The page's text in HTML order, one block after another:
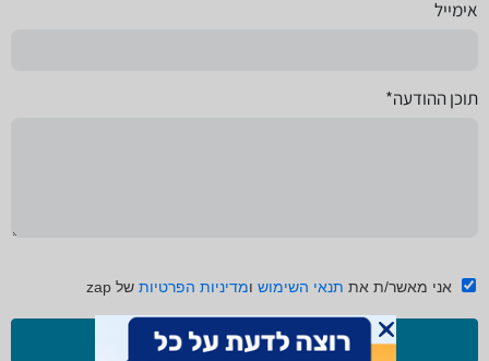
אימייל
תוכן ההודעה*
אני מאשר/ת את תנאי השימוש ומדיניות הפרטיות של zap
שליחה